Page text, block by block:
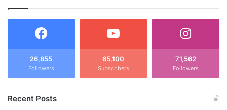
26,855
Followers
65,100
Subscribers
71,562
Followers
Recent Posts